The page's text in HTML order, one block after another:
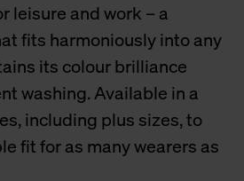
leisure and work – a
fits harmoniously into any
its colour brilliance
washing. Available in a
including plus sizes, to
fit for as many wearers as